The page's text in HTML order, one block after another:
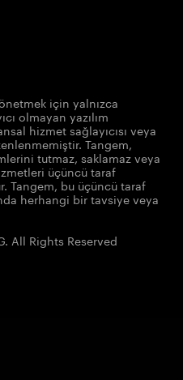
için yalnızca
olmayan yazılım
hizmet sağlayıcısı veya
Tangem,
tutmaz, saklamaz veya
üçüncü taraf
Tangem, bu üçüncü taraf
herhangi bir tavsiye veya